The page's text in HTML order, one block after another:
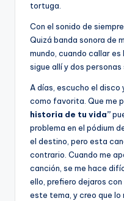
tortuga.
Con el sonido de
Quizá banda sonora de
mundo, cuando callar es
sigue allí y dos
A días, escucho el
como favorita. Que me
historia de tu vida”
problema en el pódium
el destino, pero esta
contrario. Cuando me
canción, se me hace
ello, prefiero dejaros
este tema, y creo que lo